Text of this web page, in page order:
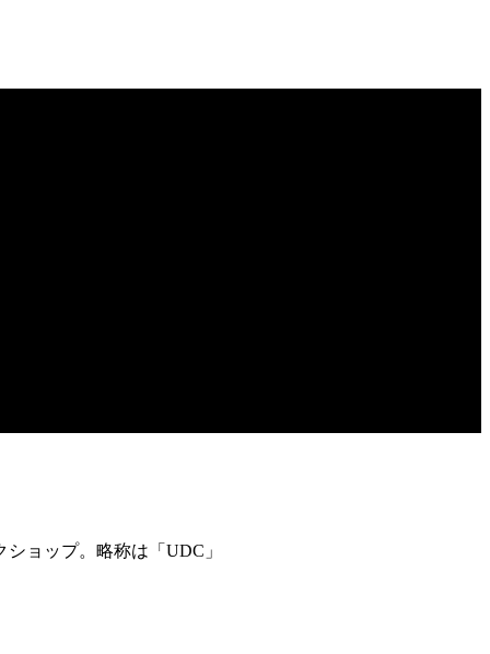
ョップ。略称は「UDC」